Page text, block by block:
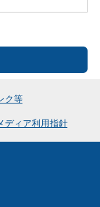
ク等
ディア利用指針